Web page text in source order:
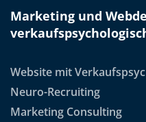
Marketing und
Website mit
Neuro-Recruiting
Marketing Consulting